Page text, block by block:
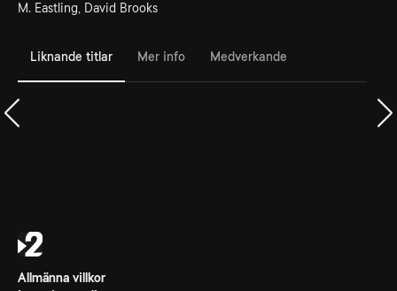
M. Eastling, David Brooks
Liknande titlar Mer info Medverkande
Allmänna villkor